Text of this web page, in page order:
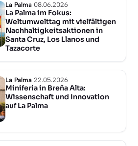
La Palma 08.06.2026
La Palma im Fokus:
Weltumwelttag mit vielfältigen
Nachhaltigkeitsaktionen in
Santa Cruz, Los Llanos und
Tazacorte
La Palma 22.05.2026
Miniferia in Breña Alta:
Wissenschaft und Innovation
auf La Palma